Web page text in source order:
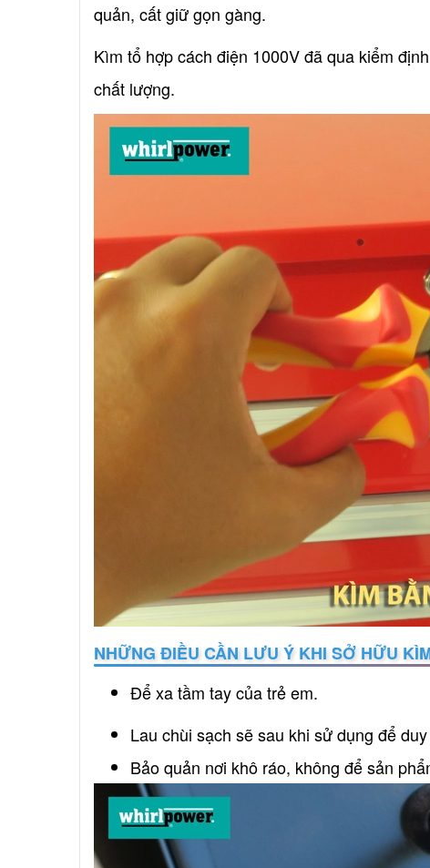
quản, cất giữ gọn gàng.
Kìm tổ hợp cách điện 1000V đã qua kiểm
chất lượng.
NHỮNG ĐIỀU CẦN LƯU Ý KHI SỞ HỮU
Để xa tầm tay của trẻ em.
Lau chùi sạch sẽ sau khi sử dụng để
Bảo quản nơi khô ráo, không để sản